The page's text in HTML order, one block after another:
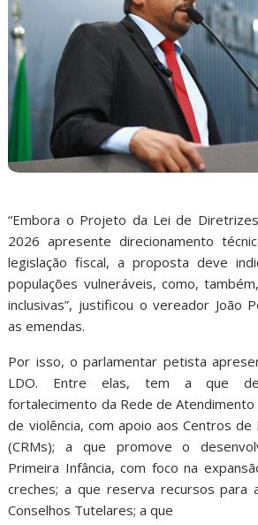
“Embora o Projeto da Lei de
2026 apresente direcionamento
legislação fiscal, a proposta deve
populações vulneráveis, como,
inclusivas”, justificou o vereador João
as emendas.
Por isso, o parlamentar petista
LDO. Entre elas, tem a que
fortalecimento da Rede de Atendimento
de violência, com apoio aos Centros de
(CRMs); a que promove o
Primeira Infância, com foco na
creches; a que reserva recursos para
Conselhos Tutelares; a que